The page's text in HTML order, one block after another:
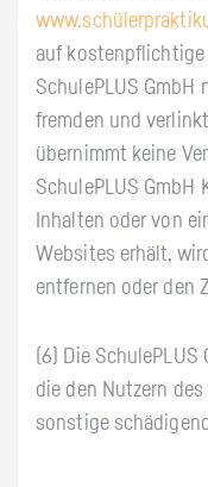
auf kostenpflichtige
SchulePLUS GmbH
fremden und
übernimmt keine
SchulePLUS
Inhalten oder von
Websites erhält,
entfernen oder den
(6) Die
die den Nutzern
sonstige